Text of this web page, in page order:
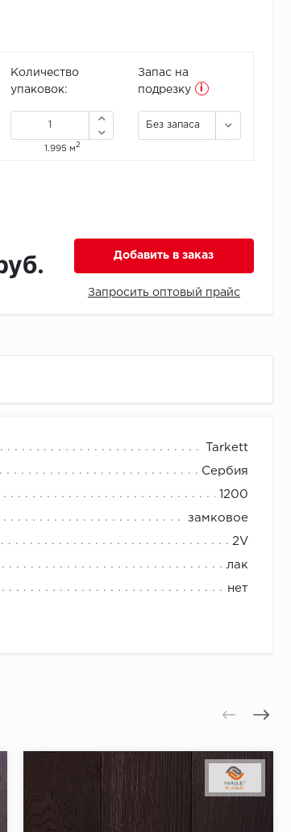
Количество
упаковок:
1.995 м2
Запас на
подрезку
i
Без запаса
Добавить в заказ
Запросить оптовый прайс
Tarkett
Сербия
1200
замковое
2V
лак
нет